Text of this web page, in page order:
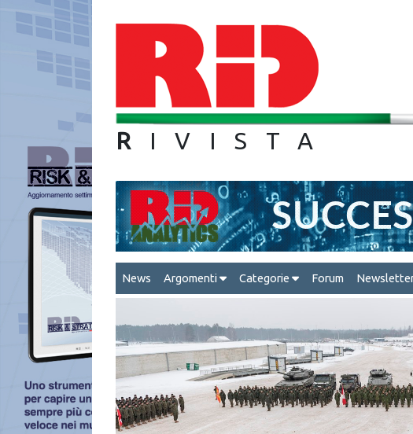
R IVISTA
News Argomenti Categorie Forum